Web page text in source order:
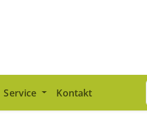
Service Kontakt